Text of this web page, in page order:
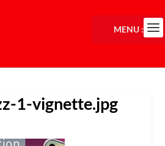
1-vignette.jpg
MENU :